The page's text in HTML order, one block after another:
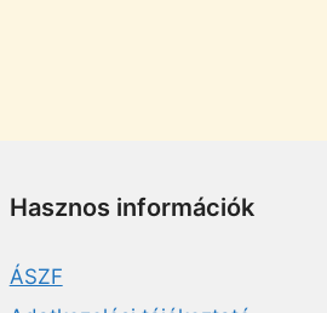
Hasznos információk
ÁSZF